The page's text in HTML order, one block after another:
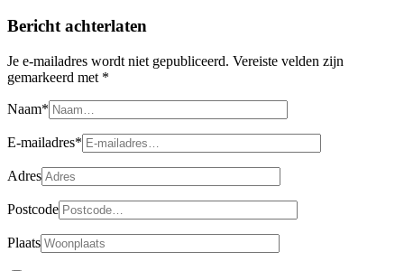
Bericht achterlaten
Je e-mailadres wordt niet gepubliceerd. Vereiste velden zijn
gemarkeerd met *
Naam*
E-mailadres*
Adres
Postcode
Plaats